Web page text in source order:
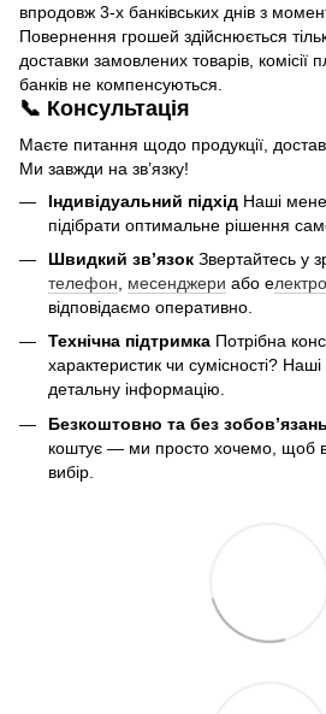
впродовж 3-х банківських днів з
Повернення грошей здійснюється
доставки замовлених товарів, комісії
банків не компенсуються.
📞 Консультація
Маєте питання щодо продукції,
Ми завжди на зв’язку!
Індивідуальний підхід Наші
підібрати оптимальне рішення
Швидкий зв’язок Звертайтесь у
телефон
месенджери або е
відповідаємо оперативно.
Технічна підтримка Потрібна
характеристик чи сумісності?
детальну інформацію.
Безкоштовно та без зобов’язань
коштує — ми просто хочемо, щоб
вибір.